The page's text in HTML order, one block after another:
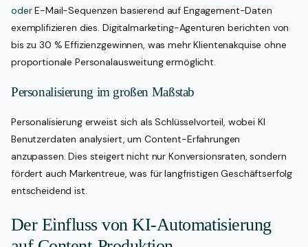
oderE-Mail-Sequenzen basierend auf Engagement-Daten
exemplifizieren dies. Digitalmarketing-Agenturen berichten von
bis zu 30 % Effizienzgewinnen, was mehr Klientenakquise ohne
proportionale Personalausweitung ermöglicht.
Personalisierung im großen Maßstab
Personalisierung erweist sich als Schlüsselvorteil, wobei KI
Benutzerdaten analysiert, um Content-Erfahrungen
anzupassen. Dies steigert nicht nur Konversionsraten, sondern
fördert auch Markentreue, was für langfristigen Geschäftserfolg
entscheidend ist.
Der Einfluss von KI-Automatisierung